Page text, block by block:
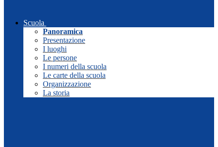
Scuola
Panoramica
Presentazione
I luoghi
Le persone
I numeri della scuola
Le carte della scuola
Organizzazione
La storia